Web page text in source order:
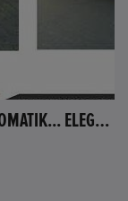
HONDA HR-V 1.6 I-DTEC NAVI. KLIMAAUTOMATIK... ELEGANCE